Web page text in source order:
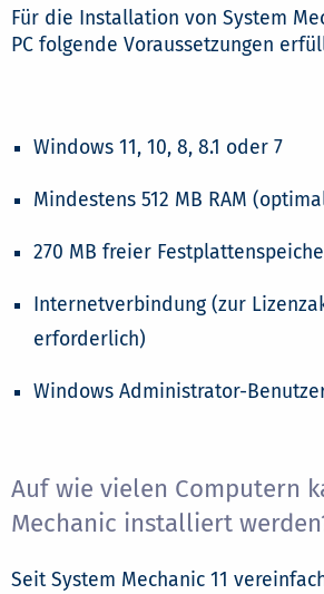
Für die Installation von System
PC folgende Voraussetzungen
Windows 11, 10, 8, 8.1 oder 7
Mindestens 512 MB RAM
270 MB freier
Internetverbindung (zur
erforderlich)
Windows Administrator-
Auf wie vielen Computern
Mechanic installiert
Seit System Mechanic 11